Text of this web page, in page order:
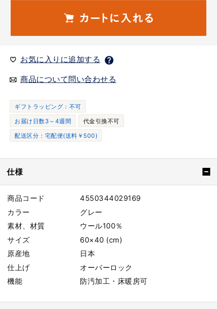
お気に入りに追加する
商品について問い合わせる
ギフトラッピング：不可
お届け日数3～4週間
代金引換不可
配送区分：宅配便(送料￥500)
仕様
商品コード
4550344029169
カラー
グレー
素材、材質
ウール100％
サイズ
60×40 (cm)
原産地
日本
仕上げ
オーバーロック
機能
防汚加工・床暖房可